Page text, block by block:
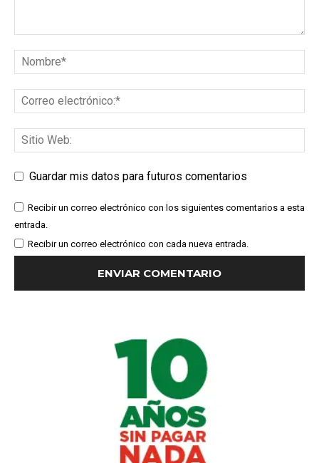
Guardar mis datos para futuros comentarios
Recibir un correo electrónico con los siguientes comentarios a esta
entrada.
Recibir un correo electrónico con cada nueva entrada.